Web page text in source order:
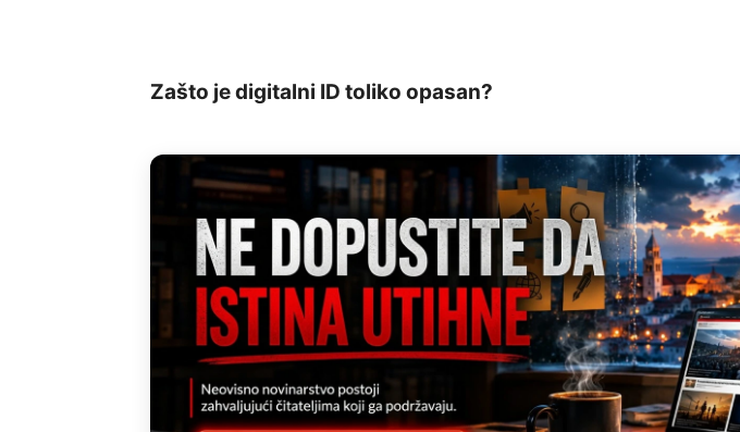
Zašto je digitalni ID toliko opasan?